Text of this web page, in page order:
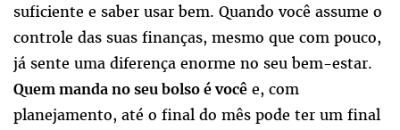
suficiente e saber usar bem. Quando você assume o
controle das suas finanças, mesmo que com pouco,
já sente uma diferença enorme no seu bem-estar.
Quem manda no seu bolso é você e, com
planejamento, até o final do mês pode ter um final